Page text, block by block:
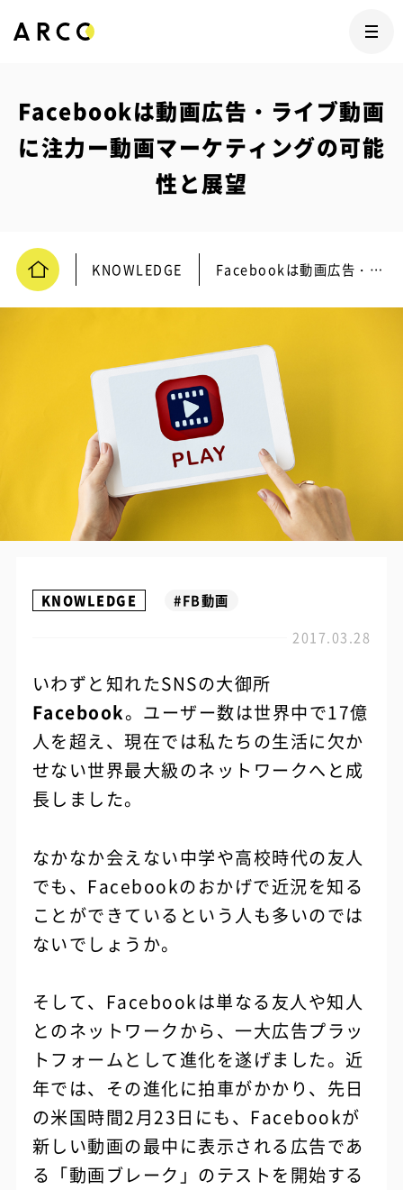
Facebookは動画広告・ライブ動画
に注力ー動画マーケティングの可能
性と展望
KNOWLEDGE Facebookは動画広告・ライブ動画に注力ー動画マーケティングの可能性と展望
KNOWLEDGE
#FB動画
2017.03.28
いわずと知れたSNSの大御所
Facebook。ユーザー数は世界中で17億
人を超え、現在では私たちの生活に欠か
せない世界最大級のネットワークへと成
長しました。
なかなか会えない中学や高校時代の友人
でも、Facebookのおかげで近況を知る
ことができているという人も多いのでは
ないでしょうか。
そして、Facebookは単なる友人や知人
とのネットワークから、一大広告プラッ
トフォームとして進化を遂げました。近
年では、その進化に拍車がかかり、先日
の米国時間2月23日にも、Facebookが
新しい動画の最中に表示される広告であ
る「動画ブレーク」のテストを開始する